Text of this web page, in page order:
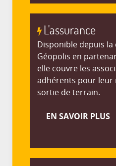
L'assurance
Disponible depuis la
Géopolis en
elle couvre les
adhérents pour leur
sortie de terrain.
EN SAVOIR PLUS